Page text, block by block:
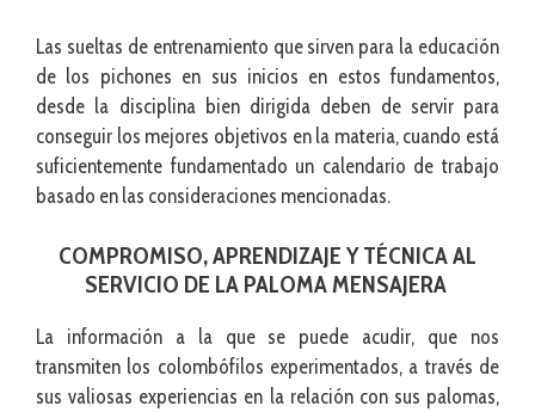
Las sueltas de entrenamiento que sirven para la educación
de los pichones en sus inicios en estos fundamentos,
desde la disciplina bien dirigida deben de servir para
conseguir los mejores objetivos en la materia, cuando está
suficientemente fundamentado un calendario de trabajo
basado en las consideraciones mencionadas.
COMPROMISO, APRENDIZAJE Y TÉCNICA AL
SERVICIO DE LA PALOMA MENSAJERA
La información a la que se puede acudir, que nos
transmiten los colombófilos experimentados, a través de
sus valiosas experiencias en la relación con sus palomas,